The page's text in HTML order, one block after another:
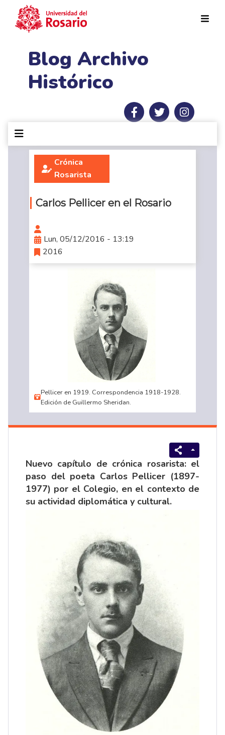
Blog Archivo
Histórico
Crónica
Rosarista
Carlos Pellicer en el Rosario
Lun, 05/12/2016 - 13:19
2016
Pellicer en 1919. Correspondencia 1918-1928.
Edición de Guillermo Sheridan.
Nuevo capítulo de crónica rosarista: el
paso del poeta Carlos Pellicer (1897-
1977) por el Colegio, en el contexto de
su actividad diplomática y cultural.